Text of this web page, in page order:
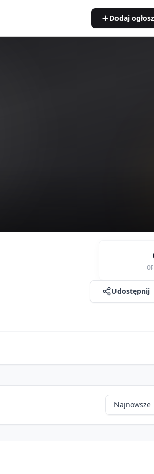
Dodaj
Udostępnij
Najnowsze